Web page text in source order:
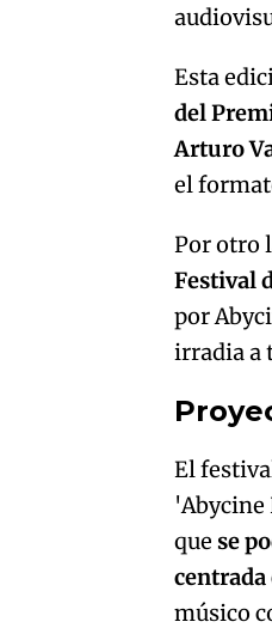
Esta
del
Arturo
el
Por otro
Festival
por
irradia a
El
'Abycine
quese
centrada
músico